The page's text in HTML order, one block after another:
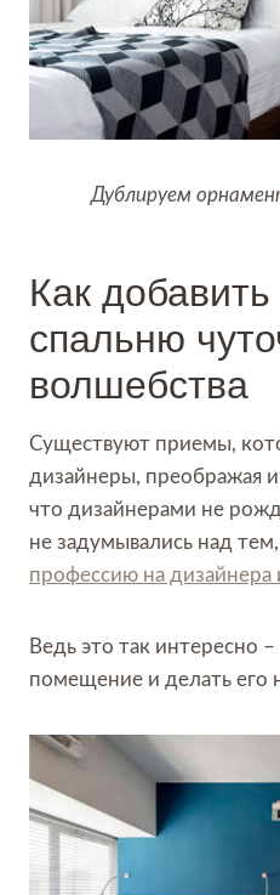
Дублируем
Как добавить
спальню
волшебства
Существуют приемы,
дизайнеры, преображая
что дизайнерами не
не задумывались над
профессию на дизайнера
Ведь это так интересно
помещение и делать его